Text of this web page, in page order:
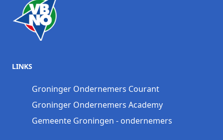
LINKS
Groninger Ondernemers Courant
Groninger Ondernemers Academy
Gemeente Groningen - ondernemers